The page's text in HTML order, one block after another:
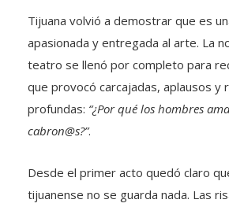
Tijuana volvió a demostrar que es
apasionada y entregada al arte. La
teatro se llenó por completo para
que provocó carcajadas, aplausos y
profundas: “¿Por qué los hombres
cabron@s?”.
Desde el primer acto quedó claro
tijuanense no se guarda nada. Las